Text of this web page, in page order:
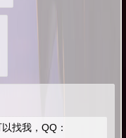
找我，QQ：